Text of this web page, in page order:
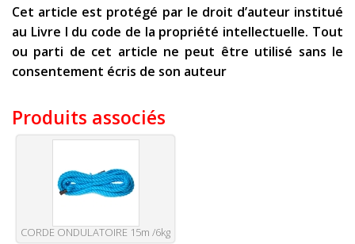
Cet article est protégé par le droit d’auteur institué
au Livre I du code de la propriété intellectuelle. Tout
ou parti de cet article ne peut être utilisé sans le
consentement écris de son auteur
Produits associés
CORDE ONDULATOIRE 15m /6kg